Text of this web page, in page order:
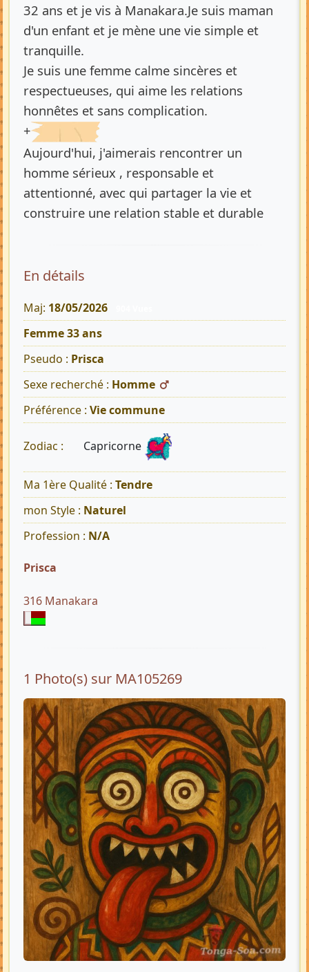
32 ans et je vis à Manakara.Je suis maman
d'un enfant et je mène une vie simple et
tranquille.
Je suis une femme calme sincères et
respectueuses, qui aime les relations
honnêtes et sans complication.
+
Aujourd'hui, j'aimerais rencontrer un
homme sérieux , responsable et
attentionné, avec qui partager la vie et
construire une relation stable et durable
En détails
Maj: 18/05/2026
Femme 33 ans
Pseudo : Prisca
Sexe recherché : Homme
Préférence : Vie commune
Zodiac : Capricorne
Ma 1ère Qualité : Tendre
mon Style : Naturel
Profession : N/A
Prisca
316 Manakara
1 Photo(s) sur MA105269